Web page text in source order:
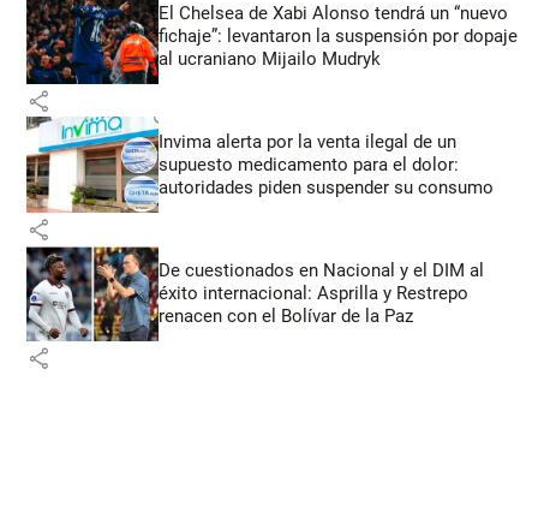
El Chelsea de Xabi Alonso tendrá un “nuevo
fichaje”: levantaron la suspensión por dopaje
al ucraniano Mijailo Mudryk
share
Invima alerta por la venta ilegal de un
supuesto medicamento para el dolor:
autoridades piden suspender su consumo
share
De cuestionados en Nacional y el DIM al
éxito internacional: Asprilla y Restrepo
renacen con el Bolívar de la Paz
share